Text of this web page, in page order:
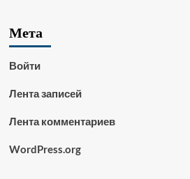
Мета
Войти
Лента записей
Лента комментариев
WordPress.org